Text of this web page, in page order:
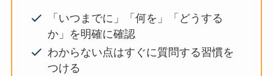
「いつまでに」「何を」「どうする
か」を明確に確認
わからない点はすぐに質問する習慣を
つける